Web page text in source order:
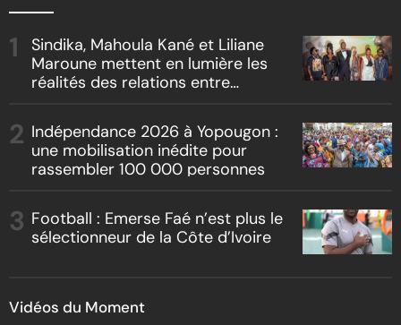
Sindika, Mahoula Kané et Liliane
Maroune mettent en lumière les
réalités des relations entre
Indépendance 2026 à Yopougon :
une mobilisation inédite pour
rassembler 100 000 personnes
Football : Emerse Faé n’est plus le
sélectionneur de la Côte d’Ivoire
Vidéos du Moment